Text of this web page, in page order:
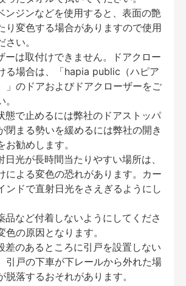
ジンなどを使用すると、表面の艶
り変色する場合がありますので使用
さい。
は取付けできません。ドアクロー
る場合は、「hapia public（ハピア
」のドアおよびドアクローザーをご
で止めるには弊社のドアストッパ
閉まる勢いを緩めるには弊社の開き
お勧めします。
光が長時間当たりやすい場所は、
による変色の恐れがあります。カー
ンドで直射日光をさえぎるようにし
など付着しないようにしてくださ
色の原因となります。
のあるところに引戸を設置しない
引戸の下車が下レールから外れた場
脱落するおそれがあります。